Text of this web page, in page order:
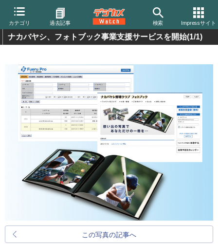
カテゴリ 過去記事 検索 Impressサイト
ナカバヤシ、フォトブック事業支援サービスを開始(1/1)
この写真の記事へ